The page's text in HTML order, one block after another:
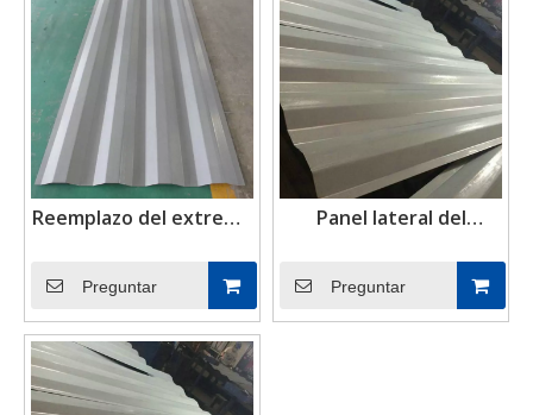
Reemplazo del extremo
Preguntar
Panel lateral del
Preguntar